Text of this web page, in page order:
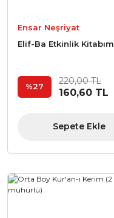
Ensar Neşriyat
Elif-Ba Etkinlik Kitabım
%27
220,00 TL
160,60 TL
Sepete Ekle